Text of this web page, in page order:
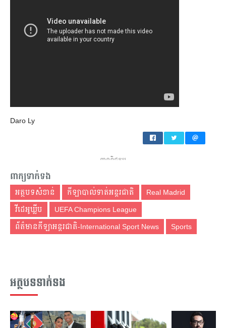
Daro Ly
ពាណិជ្ជកម្ម
ពាក្យទាក់ទង
អត្ថបទសំខាន់ កីឡាបាល់ទាត់អន្តរជាតិ Real Madrid
វីដេអូឃ្លីប UEFA Champions League
ព័ត៌មានកីឡាអន្តរជាតិ-International Sport News Sports
អត្ថបទទាក់ទង